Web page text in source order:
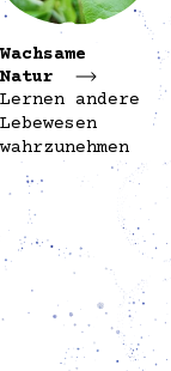
Wachsame
Natur
Lernen andere
Lebewesen
wahrzunehmen